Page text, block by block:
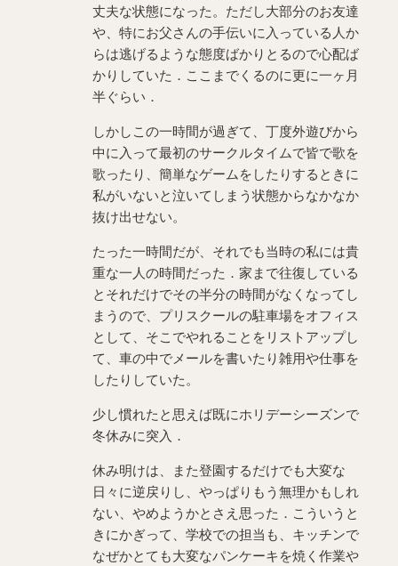
丈夫な状態になった。ただし大部分のお友達
や、特にお父さんの手伝いに入っている人か
らは逃げるような態度ばかりとるので心配ば
かりしていた．ここまでくるのに更に一ヶ月
半ぐらい．
しかしこの一時間が過ぎて、丁度外遊びから
中に入って最初のサークルタイムで皆で歌を
歌ったり、簡単なゲームをしたりするときに
私がいないと泣いてしまう状態からなかなか
抜け出せない。
たった一時間だが、それでも当時の私には貴
重な一人の時間だった．家まで往復している
とそれだけでその半分の時間がなくなってし
まうので、プリスクールの駐車場をオフィス
として、そこでやれることをリストアップし
て、車の中でメールを書いたり雑用や仕事を
したりしていた。
少し慣れたと思えば既にホリデーシーズンで
冬休みに突入．
休み明けは、また登園するだけでも大変な
日々に逆戻りし、やっぱりもう無理かもしれ
ない、やめようかとさえ思った．こういうと
きにかぎって、学校での担当も、キッチンで
なぜかとても大変なパンケーキを焼く作業や